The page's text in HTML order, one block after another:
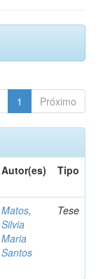
1 Próximo
Autor(es) Tipo
Matos,
Silvia
Maria
Santos
Tese